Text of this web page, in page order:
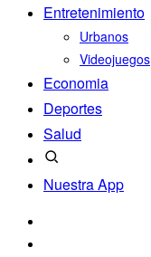
Entretenimiento
Urbanos
Videojuegos
Economia
Deportes
Salud
Nuestra App